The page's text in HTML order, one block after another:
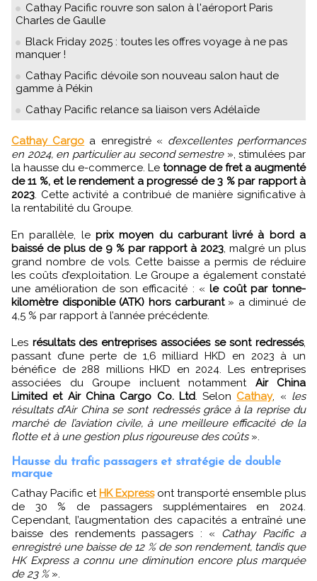
Cathay Pacific rouvre son salon à l'aéroport Paris
Charles de Gaulle
Black Friday 2025 : toutes les offres voyage à ne pas
manquer !
Cathay Pacific dévoile son nouveau salon haut de
gamme à Pékin
Cathay Pacific relance sa liaison vers Adélaïde
Cathay Cargo a enregistré « d’excellentes performances
en 2024, en particulier au second semestre», stimulées par
la hausse du e-commerce. Le tonnage de fret a augmenté
de 11 %, et le rendement a progressé de 3 % par rapport à
2023. Cette activité a contribué de manière significative à
la rentabilité du Groupe.
En parallèle, le prix moyen du carburant livré à bord a
baissé de plus de 9 % par rapport à 2023, malgré un plus
grand nombre de vols. Cette baisse a permis de réduire
les coûts d’exploitation. Le Groupe a également constaté
une amélioration de son efficacité : « le coût par tonne-
kilomètre disponible (ATK) hors carburant» a diminué de
4,5 % par rapport à l’année précédente.
Les résultats des entreprises associées se sont redressés,
passant d’une perte de 1,6 milliard HKD en 2023 à un
bénéfice de 288 millions HKD en 2024. Les entreprises
associées du Groupe incluent notamment Air China
Limited et Air China Cargo Co. Ltd. Selon Cathay, « les
résultats d’Air China se sont redressés grâce à la reprise du
marché de l’aviation civile, à une meilleure efficacité de la
flotte et à une gestion plus rigoureuse des coûts».
Hausse du trafic passagers et stratégie de double
marque
Cathay Pacific et HK Expressont transporté ensemble plus
de 30 % de passagers supplémentaires en 2024.
Cependant, l’augmentation des capacités a entraîné une
baisse des rendements passagers : « Cathay Pacific a
enregistré une baisse de 12 % de son rendement, tandis que
HK Express a connu une diminution encore plus marquée
de 23 %».